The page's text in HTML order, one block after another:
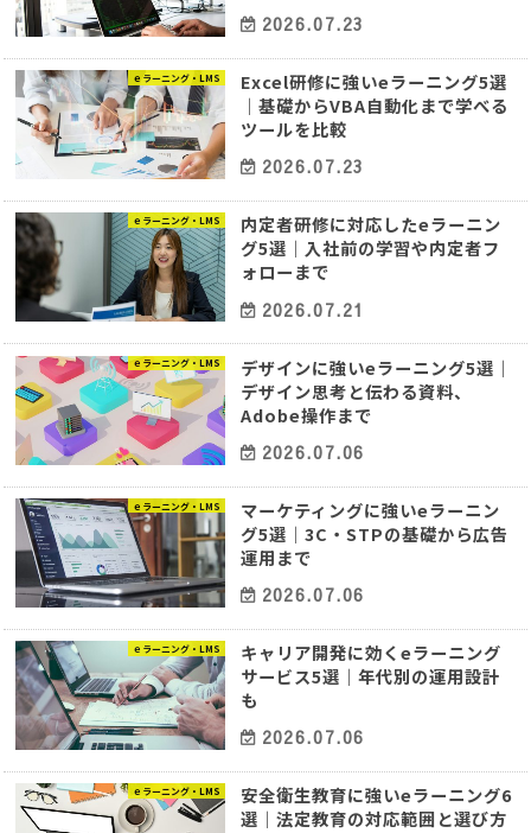
2026.07.23
ｅラーニング・LMS
Excel研修に強いeラーニング5選
｜基礎からVBA自動化まで学べる
ツールを比較
2026.07.23
ｅラーニング・LMS
内定者研修に対応したeラーニン
グ5選｜入社前の学習や内定者フ
ォローまで
2026.07.21
ｅラーニング・LMS
デザインに強いeラーニング5選｜
デザイン思考と伝わる資料、
Adobe操作まで
2026.07.06
ｅラーニング・LMS
マーケティングに強いeラーニン
グ5選｜3C・STPの基礎から広告
運用まで
2026.07.06
ｅラーニング・LMS
キャリア開発に効くeラーニング
サービス5選｜年代別の運用設計
も
2026.07.06
ｅラーニング・LMS
安全衛生教育に強いeラーニング6
選｜法定教育の対応範囲と選び方